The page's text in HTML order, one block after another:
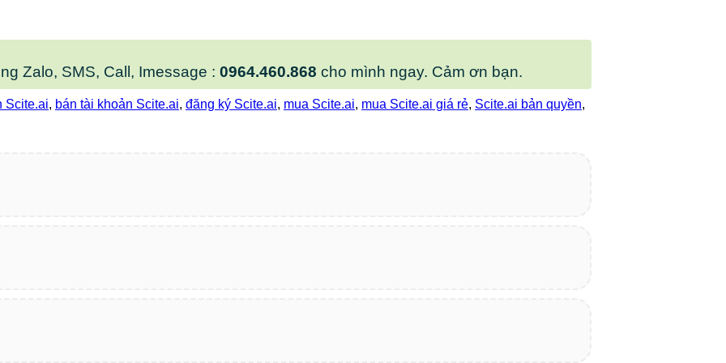
Zalo, SMS, Call, Imessage : 0964.460.868 cho mình ngay. Cảm ơn bạn.
Scite.ai, bán tài khoản Scite.ai, đăng ký Scite.ai, mua Scite.ai, mua Scite.ai giá rẻ, Scite.ai bản quyền,